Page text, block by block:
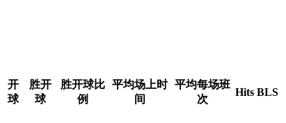
开
球
胜开
球
胜开球比
例
平均场上时
间
平均每场班
次
Hits BLS